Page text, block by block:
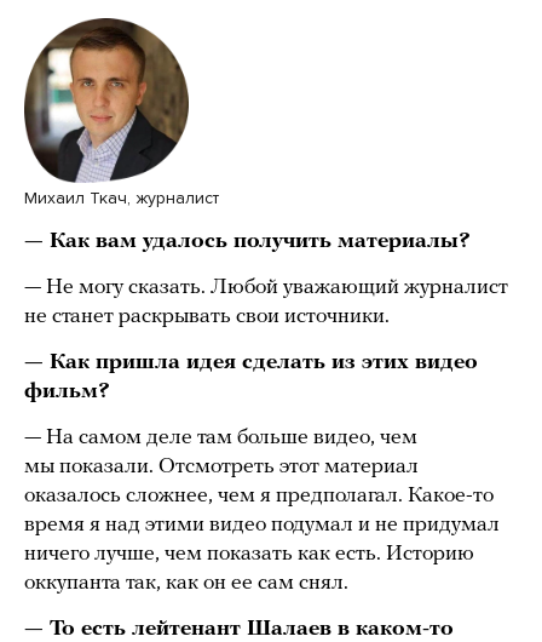
Михаил Ткач, журналист
— Как вам удалось получить материалы?
— Не могу сказать. Любой уважающий журналист
не станет раскрывать свои источники.
— Как пришла идея сделать из этих видео
фильм?
— На самом деле там больше видео, чем
мы показали. Отсмотреть этот материал
оказалось сложнее, чем я предполагал. Какое-то
время я над этими видео подумал и не придумал
ничего лучше, чем показать как есть. Историю
оккупанта так, как он ее сам снял.
— То есть лейтенант Шалаев в каком-то